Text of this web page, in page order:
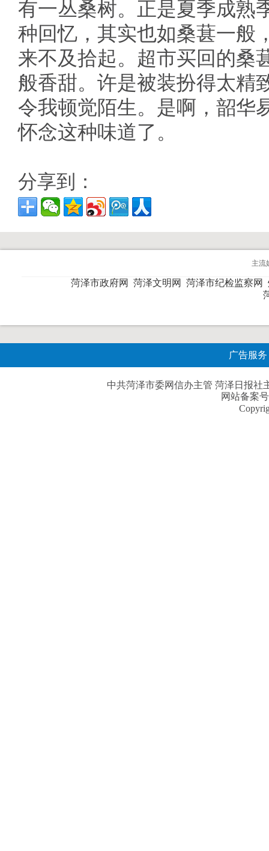
有一丛桑树。正是夏季成熟
种回忆，其实也如桑葚一般
来不及拾起。超市买回的桑
般香甜。许是被装扮得太精
令我顿觉陌生。是啊，韶华
怀念这种味道了。
分享到：
主流
菏泽市政府网 菏泽文明网 菏泽市纪检监察网
广告服务
中共菏泽市委网信办主管 菏泽日报社
网站备案